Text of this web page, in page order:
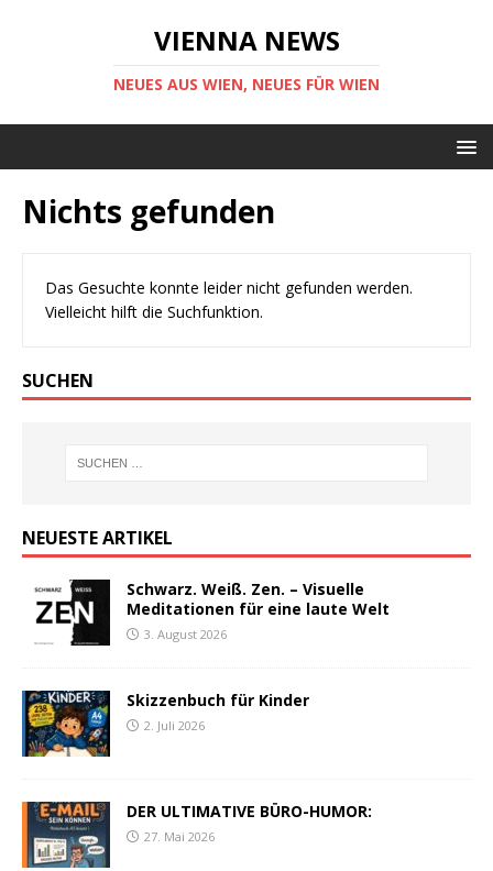
VIENNA NEWS
NEUES AUS WIEN, NEUES FÜR WIEN
Nichts gefunden
Das Gesuchte konnte leider nicht gefunden werden.
Vielleicht hilft die Suchfunktion.
SUCHEN
NEUESTE ARTIKEL
Schwarz. Weiß. Zen. – Visuelle
Meditationen für eine laute Welt
3. August 2026
Skizzenbuch für Kinder
2. Juli 2026
DER ULTIMATIVE BÜRO-HUMOR:
27. Mai 2026